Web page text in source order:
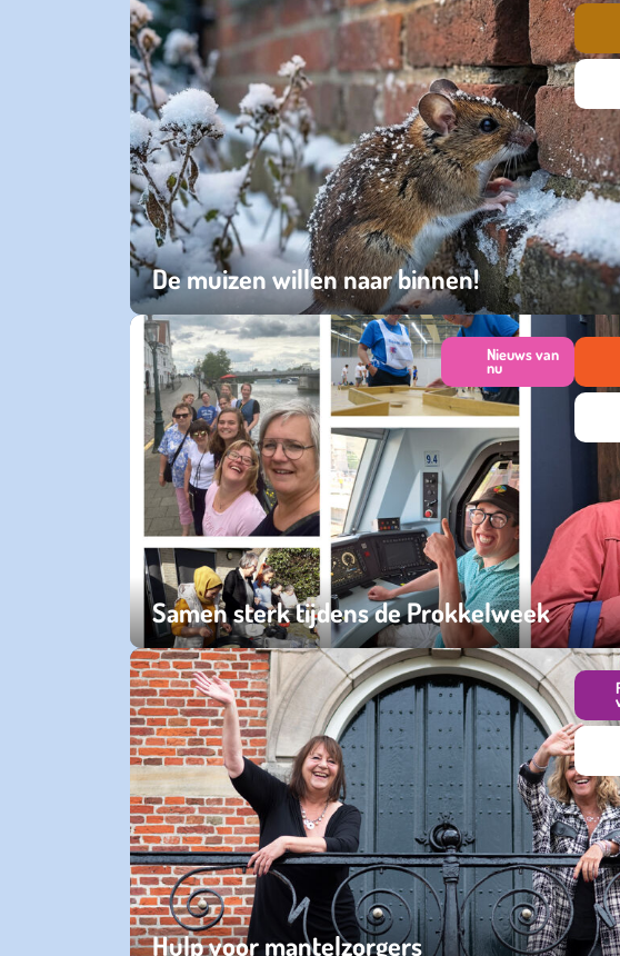
De muizen willen naar binnen!
dinsdag 20 januari 2026
Samen sterk tijdens de Prokkelweek
maandag 02 juni 2025
Nieuws van
nu
Hulp voor mantelzorgers